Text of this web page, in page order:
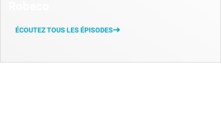
ÉCOUTEZ TOUS LES ÉPISODES